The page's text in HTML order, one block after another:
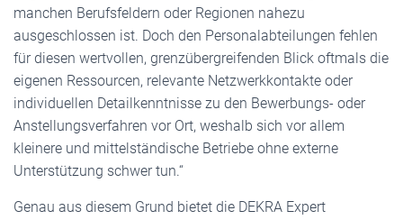
manchen Berufsfeldern oder Regionen nahezu
ausgeschlossen ist. Doch den Personalabteilungen fehlen
für diesen wertvollen, grenzübergreifenden Blick oftmals die
eigenen Ressourcen, relevante Netzwerkkontakte oder
individuellen Detailkenntnisse zu den Bewerbungs- oder
Anstellungsverfahren vor Ort, weshalb sich vor allem
kleinere und mittelständische Betriebe ohne externe
Unterstützung schwer tun.“
Genau aus diesem Grund bietet die DEKRA Expert